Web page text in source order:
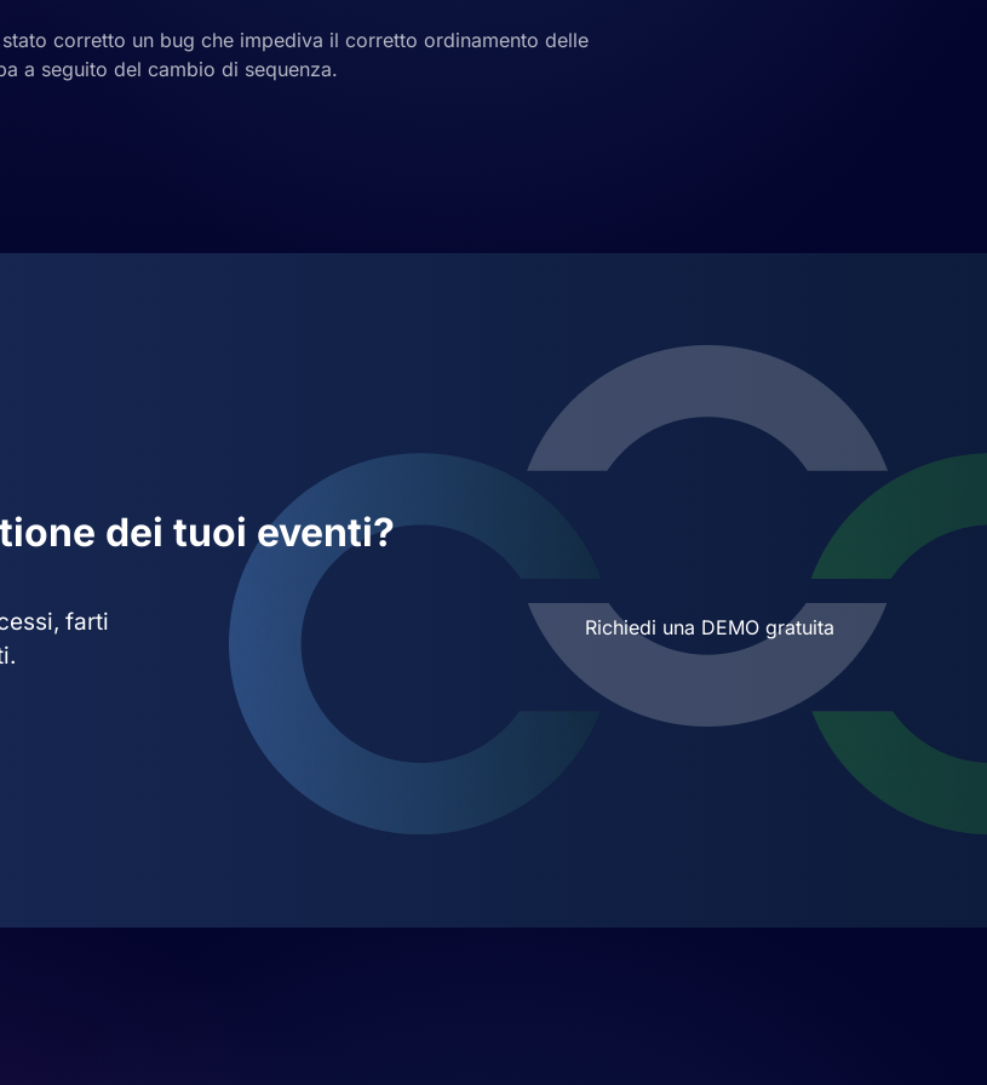
corretto un bug che impediva il corretto ordinamento delle
a seguito del cambio di sequenza.
dei tuoi eventi?
farti
Richiedi una DEMO gratuita